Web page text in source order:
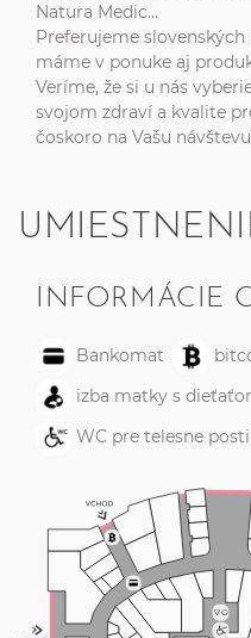
Natura Medic…
Preferujeme
máme v ponuke aj
Veríme, že si u nás
svojom zdraví a kvalite
čoskoro na Vašu
INFORMÁCIE
Bankomat
izba matky s
WC pre telesne